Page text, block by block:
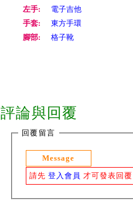
左手:
電子吉他
手套:
東方手環
腳部:
格子靴
評論與回覆
回覆留言
Message
請先 登入會員 才可發表回